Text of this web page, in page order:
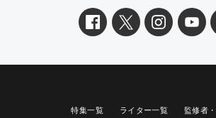
特集一覧 ライター一覧 監修者